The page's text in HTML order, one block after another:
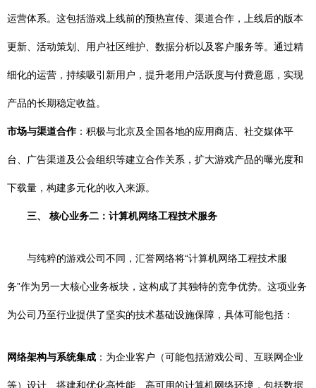
运营体系。这包括游戏上线前的预热宣传、渠道合作，上线后的版本
更新、活动策划、用户社区维护、数据分析以及客户服务等。通过精
细化的运营，持续吸引新用户，提升老用户活跃度与付费意愿，实现
产品的长期稳定收益。
市场与渠道合作：积极与北京及全国各地的应用商店、社交媒体平
台、广告渠道及公会组织等建立合作关系，扩大游戏产品的曝光度和
下载量，构建多元化的收入来源。
三、 核心业务二：计算机网络工程技术服务
与纯粹的游戏公司不同，汇誉网络将“计算机网络工程技术服
务”作为另一大核心业务板块，这构成了其独特的竞争优势。这项业务
为公司乃至行业提供了坚实的技术基础设施保障，具体可能包括：
网络架构与系统集成 ：为企业客户（可能包括游戏公司、互联网企业
等）设计、搭建和优化高性能、高可用的计算机网络环境，包括数据